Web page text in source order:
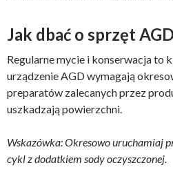
Jak dbać o sprzęt AGD
Regularne mycie i konserwacja to
urządzenie AGD wymagają
preparatów zalecanych przez
uszkadzają powierzchni.
Wskazówka: Okresowo uruchamiaj
cykl z dodatkiem sody oczyszczonej.